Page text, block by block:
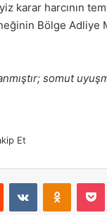
karar harcının
Bölge
somut
Et